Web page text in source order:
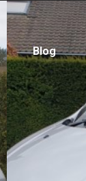
Blog